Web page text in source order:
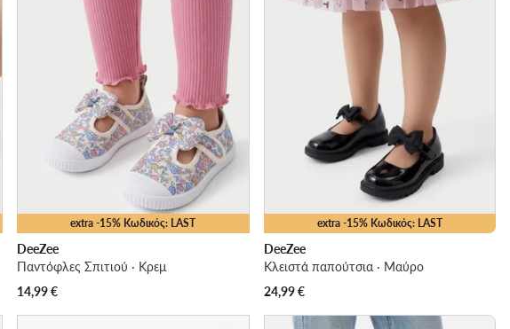
extra -15% Κωδικός: LAST
DeeZee
Παντόφλες Σπιτιού · Κρεμ
14,99€
extra -15% Κωδικός: LAST
DeeZee
Κλειστά παπούτσια · Μαύρο
24,99€